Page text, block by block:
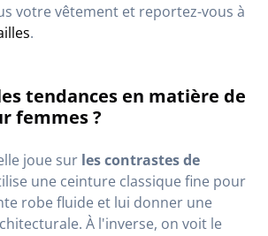
votre vêtement et reportez-vous à
.
tendances en matière de
femmes ?
joue sur les contrastes de
une ceinture classique fine pour
robe fluide et lui donner une
À l'inverse, on voit le